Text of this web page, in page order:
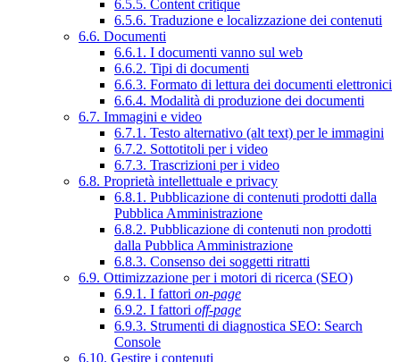
6.5.5. Content critique
6.5.6. Traduzione e localizzazione dei contenuti
6.6. Documenti
6.6.1. I documenti vanno sul web
6.6.2. Tipi di documenti
6.6.3. Formato di lettura dei documenti elettronici
6.6.4. Modalità di produzione dei documenti
6.7. Immagini e video
6.7.1. Testo alternativo (alt text) per le immagini
6.7.2. Sottotitoli per i video
6.7.3. Trascrizioni per i video
6.8. Proprietà intellettuale e privacy
6.8.1. Pubblicazione di contenuti prodotti dalla
Pubblica Amministrazione
6.8.2. Pubblicazione di contenuti non prodotti
dalla Pubblica Amministrazione
6.8.3. Consenso dei soggetti ritratti
6.9. Ottimizzazione per i motori di ricerca (SEO)
6.9.1. I fattori on-page
6.9.2. I fattori off-page
6.9.3. Strumenti di diagnostica SEO: Search
Console
6.10. Gestire i contenuti